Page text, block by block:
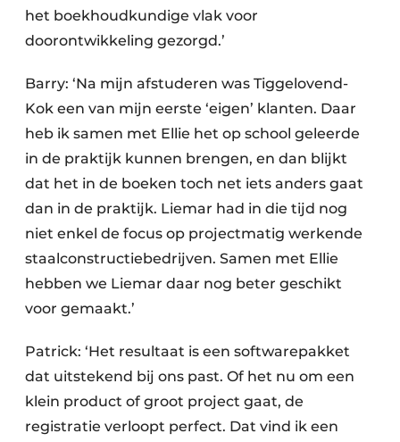
het boekhoudkundige vlak voor
doorontwikkeling gezorgd.’
Barry: ‘Na mijn afstuderen was Tiggelovend-
Kok een van mijn eerste ‘eigen’ klanten. Daar
heb ik samen met Ellie het op school geleerde
in de praktijk kunnen brengen, en dan blijkt
dat het in de boeken toch net iets anders gaat
dan in de praktijk. Liemar had in die tijd nog
niet enkel de focus op projectmatig werkende
staalconstructiebedrijven. Samen met Ellie
hebben we Liemar daar nog beter geschikt
voor gemaakt.’
Patrick: ‘Het resultaat is een softwarepakket
dat uitstekend bij ons past. Of het nu om een
klein product of groot project gaat, de
registratie verloopt perfect. Dat vind ik een